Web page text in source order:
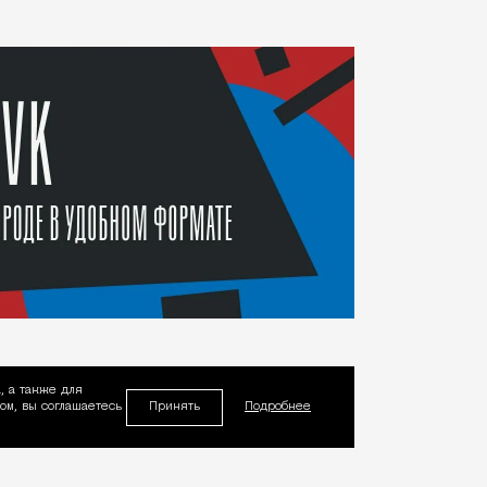
а также для
вы соглашаетесь
Принять Подробнее